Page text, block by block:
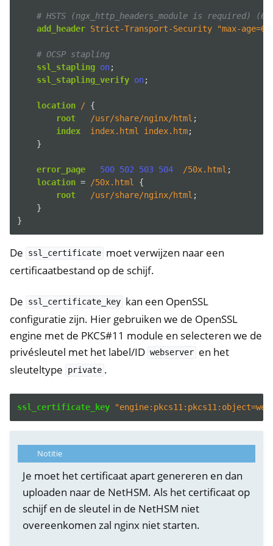
# HSTS (ngx_http_headers_module is required)
add_header Strict-Transport-Security "max-
# OCSP stapling
ssl_stapling on;
ssl_stapling_verify on;
location / {
root
/usr/share/nginx/html ;
index
index.html index.htm;
}
error_page 500 502 503 504 /50x.html ;
location = /50x.html
{
root
/usr/share/nginx/html ;
}
}
De ssl_certificate moet verwijzen naar een
certificaatbestand op de schijf.
De ssl_certificate_key kan een OpenSSL
configuratie zijn. Hier gebruiken we de OpenSSL
engine met de PKCS#11 module en selecteren we de
privésleutel met het label/ID webserver en het
sleuteltype
private .
ssl_certificate_key
Notitie
Je moet het certificaat apart genereren en dan
uploaden naar de NetHSM. Als het certificaat op
schijf en de sleutel in de NetHSM niet
overeenkomen zal nginx niet starten.